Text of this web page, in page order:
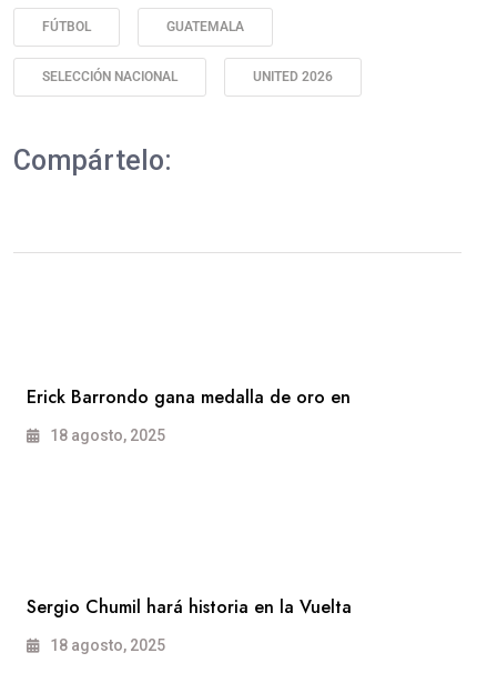
FÚTBOL GUATEMALA
SELECCIÓN NACIONAL UNITED 2026
Compártelo:
Erick Barrondo gana medalla de oro en
18 agosto, 2025
Sergio Chumil hará historia en la Vuelta
18 agosto, 2025